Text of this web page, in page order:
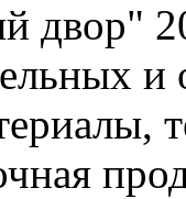
двор"
и